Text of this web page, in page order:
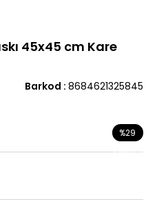
45x45 cm Kare
Barkod : 8684621325845
%29
İndirim